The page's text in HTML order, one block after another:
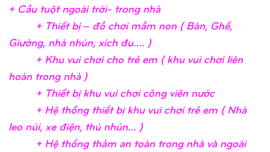
+ Cầu tuột ngoài trời- trong nhà
+ Thiết bị– đồchơi mầm non ( Bàn, Ghế,
Giường, nhà nhún, xích đu…. )
+ Khu vui chơi cho trẻem ( khu vui chơi liên
hoàn trong nhà )
+ Thiết bịkhu vui chơi công viên nước
+ Hệthống thiết bịkhu vui chơi trẻem ( Nhà
leo núi, xe điện, thú nhún… )
+ Hệthống thảm an toàn trong nhà và ngoài